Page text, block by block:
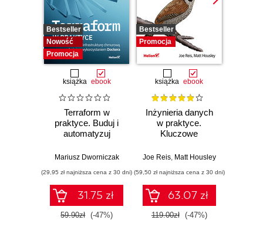
Bestseller
Nowość
Promocja
książka ebook
Terraform w
praktyce. Buduj i
automatyzuj
chmurową oraz
wykorzystaniem
Dockera
Mariusz Dworniczak
(29,95 zł najniższa cena z 30 dni)
31.75 zł
59.90zł (-47%)
Bestseller
Promocja
książka ebook
Inżynieria danych
w praktyce.
Kluczowe
najlepsze
Joe Reis, Matt Housley
(59,50 zł najniższa cena z 30 dni)
63.07 zł
119.00zł (-47%)